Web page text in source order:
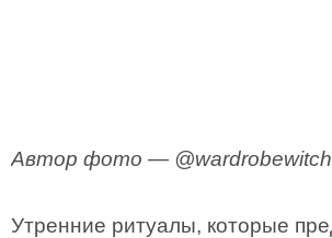
Автор фото —
Утренние ритуалы, которые